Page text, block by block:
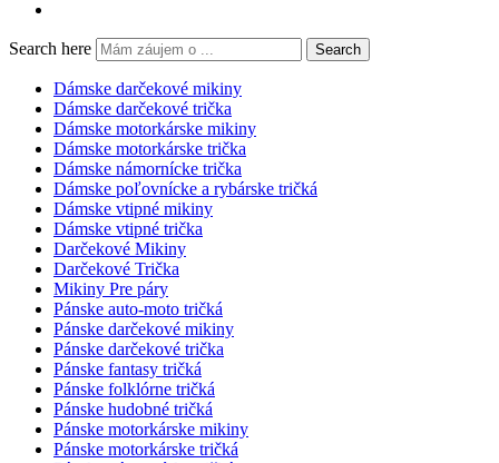
Search here Search
Dámske darčekové mikiny
Dámske darčekové trička
Dámske motorkárske mikiny
Dámske motorkárske trička
Dámske námornícke trička
Dámske poľovnícke a rybárske tričká
Dámske vtipné mikiny
Dámske vtipné trička
Darčekové Mikiny
Darčekové Trička
Mikiny Pre páry
Pánske auto-moto tričká
Pánske darčekové mikiny
Pánske darčekové trička
Pánske fantasy tričká
Pánske folklórne tričká
Pánske hudobné tričká
Pánske motorkárske mikiny
Pánske motorkárske tričká